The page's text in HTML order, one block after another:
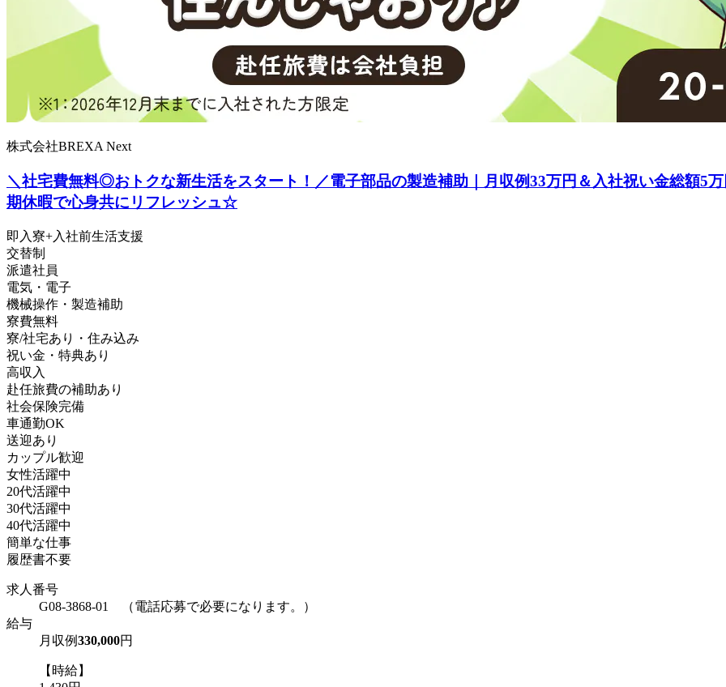
株式会社BREXA Next
＼社宅費無料◎おトクな新生活をスタート！／電子部品の製造補助｜月収例33万円＆入社祝い金総額5
期休暇で心身共にリフレッシュ☆
即入寮+入社前生活支援
交替制
派遣社員
電気・電子
機械操作・製造補助
寮費無料
寮/社宅あり・住み込み
祝い金・特典あり
高収入
赴任旅費の補助あり
社会保険完備
車通勤OK
送迎あり
カップル歓迎
女性活躍中
20代活躍中
30代活躍中
40代活躍中
簡単な仕事
履歴書不要
求人番号
G08-3868-01 （電話応募で必要になります。）
給与
月収例330,000円
【時給】